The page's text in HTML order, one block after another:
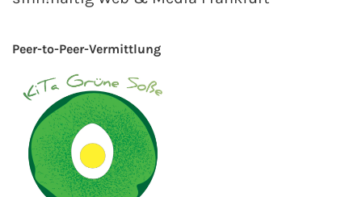
Peer-to-Peer-Vermittlung